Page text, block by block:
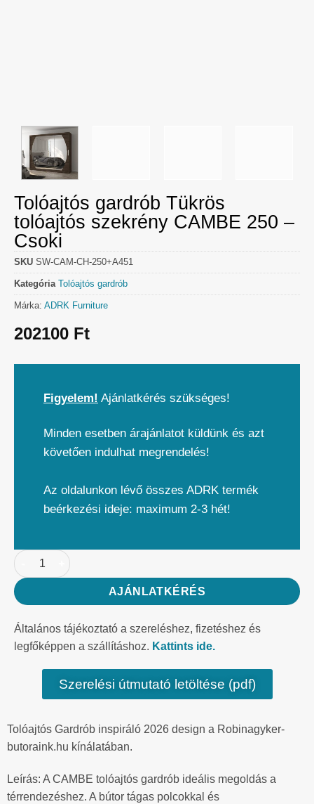
Tolóajtós gardrób Tükrös
tolóajtós szekrény CAMBE 250 –
Csoki
SKU SW-CAM-CH-250+A451
Kategória Tolóajtós gardrób
Márka: ADRK Furniture
202100 Ft
Figyelem! Ajánlatkérés szükséges!
Minden esetben árajánlatot küldünk és azt
követően indulhat megrendelés!
Az oldalunkon lévő összes ADRK termék
beérkezési ideje: maximum 2-3 hét!
AJÁNLATKÉRÉS
Általános tájékoztató a szereléshez, fizetéshez és
legfőképpen a szállításhoz. Kattints ide.
Szerelési útmutató letöltése (pdf)
Tolóajtós Gardrób inspiráló 2026 design a Robinagyker-
butoraink.hu kínálatában.
Leírás: A CAMBE tolóajtós gardrób ideális megoldás a
térrendezéshez. A bútor tágas polcokkal és